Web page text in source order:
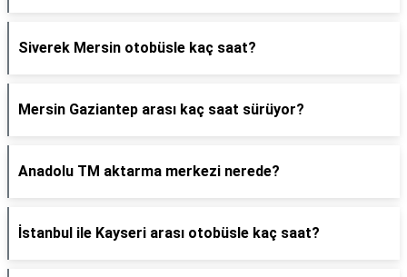
Siverek Mersin otobüsle kaç saat?
Mersin Gaziantep arası kaç saat sürüyor?
Anadolu TM aktarma merkezi nerede?
İstanbul ile Kayseri arası otobüsle kaç saat?